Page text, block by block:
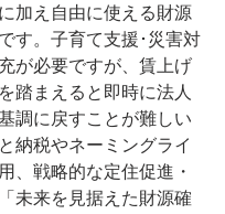
加え自由に使える財源
す。子育て支援･災害対
が必要ですが、賃上げ
踏まえると即時に法人
調に戻すことが難しい
納税やネーミングライ
、戦略的な定住促進・
未来を見据えた財源確